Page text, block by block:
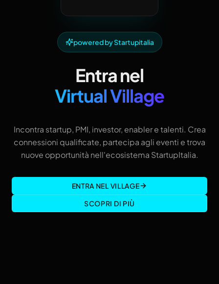
powered by Startupitalia
Entra nel
Virtual Village
Incontra startup, PMI, investor, enabler e talenti. Crea
connessioni qualificate, partecipa agli eventi e trova
nuove opportunità nell'ecosistema StartupItalia.
ENTRA NEL VILLAGE
SCOPRI DI PIÙ